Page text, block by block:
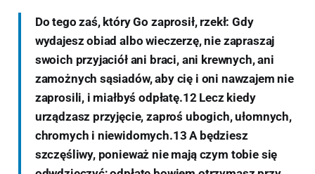
Do tego zaś, który Go zaprosił, rzekł: Gdy
wydajesz obiad albo wieczerzę, nie zapraszaj
swoich przyjaciół ani braci, ani krewnych, ani
zamożnych sąsiadów, aby cię i oni nawzajem nie
zaprosili, i miałbyś odpłatę.12 Lecz kiedy
urządzasz przyjęcie, zaproś ubogich, ułomnych,
chromych i niewidomych.13 A będziesz
szczęśliwy, ponieważ nie mają czym tobie się